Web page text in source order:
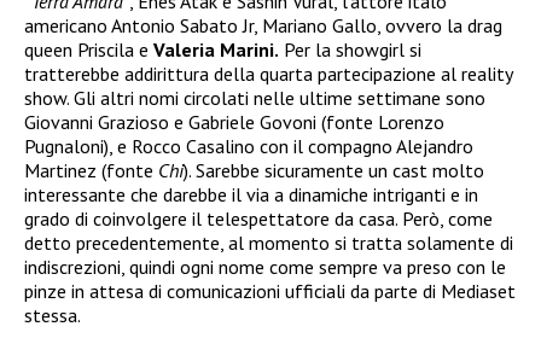
americano Antonio Sabato Jr, Mariano Gallo, ovvero la drag
queen Priscila e Valeria Marini. Per la showgirl si
tratterebbe addirittura della quarta partecipazione al reality
show. Gli altri nomi circolati nelle ultime settimane sono
Giovanni Grazioso e Gabriele Govoni (fonte Lorenzo
Pugnaloni), e Rocco Casalino con il compagno Alejandro
Martinez (fonte Chi). Sarebbe sicuramente un cast molto
interessante che darebbe il via a dinamiche intriganti e in
grado di coinvolgere il telespettatore da casa. Però, come
detto precedentemente, al momento si tratta solamente di
indiscrezioni, quindi ogni nome come sempre va preso con le
pinze in attesa di comunicazioni ufficiali da parte di Mediaset
stessa.